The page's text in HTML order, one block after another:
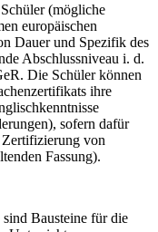
(mögliche
europäischen
Dauer und Spezifik des
Abschlussniveau i. d.
Die Schüler können
ihre
sofern dafür
von
Fassung).
Bausteine für die